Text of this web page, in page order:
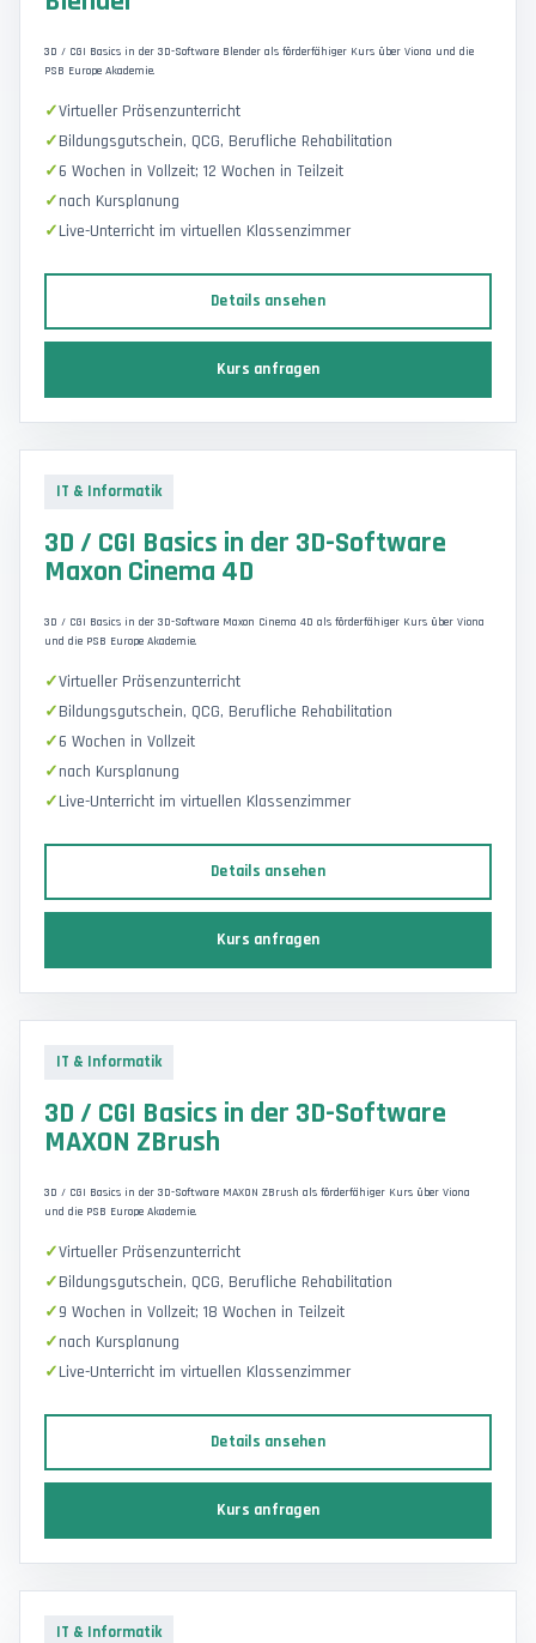
3D / CGI Basics in der 3D-Software Blender als förderfähiger Kurs über Viona und die
PSB Europe Akademie.
Virtueller Präsenzunterricht
Bildungsgutschein, QCG, Berufliche Rehabilitation
6 Wochen in Vollzeit; 12 Wochen in Teilzeit
nach Kursplanung
Live-Unterricht im virtuellen Klassenzimmer
Details ansehen
Kurs anfragen
IT & Informatik
3D / CGI Basics in der 3D-Software
Maxon Cinema 4D
3D / CGI Basics in der 3D-Software Maxon Cinema 4D als förderfähiger Kurs über Viona
und die PSB Europe Akademie.
Virtueller Präsenzunterricht
Bildungsgutschein, QCG, Berufliche Rehabilitation
6 Wochen in Vollzeit
nach Kursplanung
Live-Unterricht im virtuellen Klassenzimmer
Details ansehen
Kurs anfragen
IT & Informatik
3D / CGI Basics in der 3D-Software
MAXON ZBrush
3D / CGI Basics in der 3D-Software MAXON ZBrush als förderfähiger Kurs über Viona
und die PSB Europe Akademie.
Virtueller Präsenzunterricht
Bildungsgutschein, QCG, Berufliche Rehabilitation
9 Wochen in Vollzeit; 18 Wochen in Teilzeit
nach Kursplanung
Live-Unterricht im virtuellen Klassenzimmer
Details ansehen
Kurs anfragen
IT & Informatik